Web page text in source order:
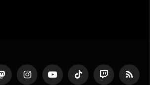
MastodonInstagramYouTubeTikTok Twitch RSS